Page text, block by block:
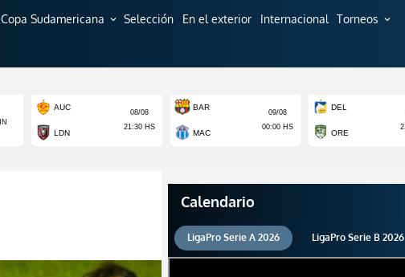
Copa Sudamericana expand_more Selección En el exterior Internacional Torneos expand_more
Calendario
LigaPro Serie A 2026 LigaPro Serie B 2026